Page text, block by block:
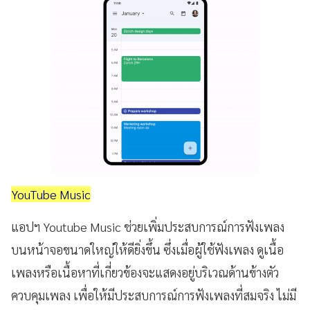
YouTube Music
แอปฯ Youtube Music ช่วยเพิ่มประสบการณ์การฟังเพลง
บนหน้าจอขนาดใหญ่ให้ดียิ่งขึ้น ซึ่งเมื่อผู้ใช้ฟังเพลง ดูเนื้อ
เพลงหรือเนื้อหาที่เกี่ยวข้องจะแสดงอยู่บริเวณด้านข้างตัว
ควบคุมเพลง เพื่อให้มีประสบการณ์การฟังเพลงที่สมจริง ไม่มี